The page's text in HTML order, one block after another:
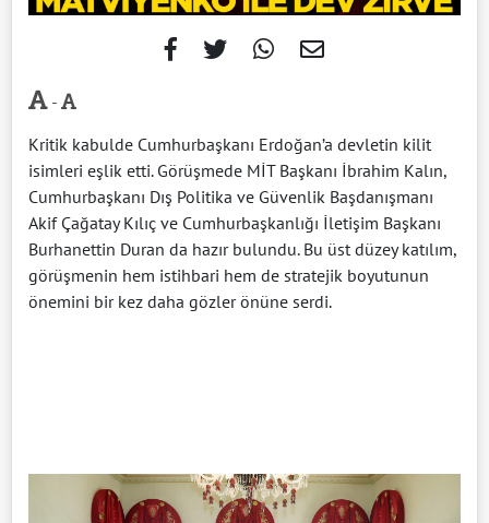
-
Kritik kabulde Cumhurbaşkanı Erdoğan’a devletin kilit
isimleri eşlik etti. Görüşmede MİT Başkanı İbrahim Kalın,
Cumhurbaşkanı Dış Politika ve Güvenlik Başdanışmanı
Akif Çağatay Kılıç ve Cumhurbaşkanlığı İletişim Başkanı
Burhanettin Duran da hazır bulundu. Bu üst düzey katılım,
görüşmenin hem istihbari hem de stratejik boyutunun
önemini bir kez daha gözler önüne serdi.